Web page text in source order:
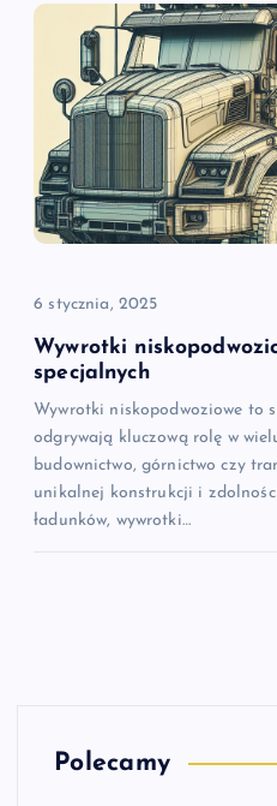
6 stycznia, 2025
Wywrotki
specjalnych
Wywrotki niskopodwoziowe to
odgrywają kluczową rolę w
budownictwo, górnictwo czy
unikalnej konstrukcji i
ładunków, wywrotki…
Polecamy